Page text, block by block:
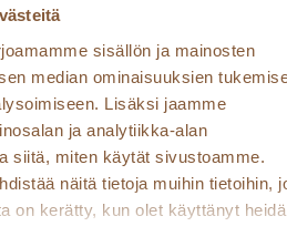
sisällön ja mainosten
median ominaisuuksien
Lisäksi jaamme
ja analytiikka-alan
siitä, miten käytät sivustoamme.
näitä tietoja muihin tietoihin,
on kerätty, kun olet käyttänyt
vierailemasi
kerättävistä
vain väliaikaisesti.
perustuvan
keräämisen
pois käytöstä selaimesi
Sinua kuitenkin
evästeet voivat olla